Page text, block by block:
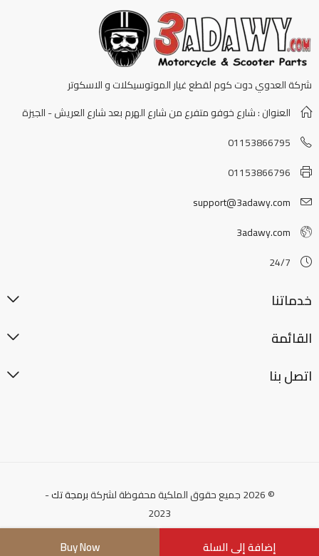
إضافة إلى السلة Buy Now
شركة العدوي دوت كوم لقطع غيار الموتوسيكلات و الاسكوتر
العنوان : شارع خوفو متفرع من شارع الهرم بعد شارع العريش - الجيزة
01153866795
01153866796
support@3adawy.com
3adawy.com
24/7
خدماتنا
القائمة
اتصل بنا
© 2026 جميع حقوق الملكية محفوظة لشركة برمجة تك-
2023